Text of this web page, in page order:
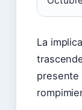
La
presente